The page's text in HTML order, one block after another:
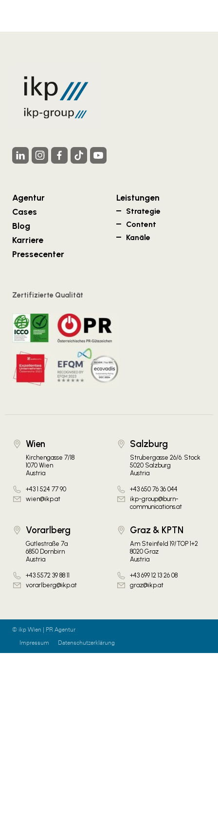
Agentur
Cases
Blog
Karriere
Pressecenter
Leistungen
Strategie
Content
Kanäle
Zertifizierte Qualität
Wien
Kirchengasse 7/18
1070 Wien
Austria
+43 1 524 77 90
wien@ikp.at
Salzburg
Strubergasse 26/6. Stock
5020 Salzburg
Austria
+43 650 76 36 044
ikp-group@burn-
communications.at
Vorarlberg
Gütlestraße 7a
6850 Dornbirn
Austria
+43 5572 39 88 11
vorarlberg@ikp.at
Graz & KPTN
Am Steinfeld 19/TOP 1+2
8020 Graz
Austria
+43 699 12 13 26 08
graz@ikp.at
© ikp Wien | PR Agentur
Impressum
Datenschutzerklärung